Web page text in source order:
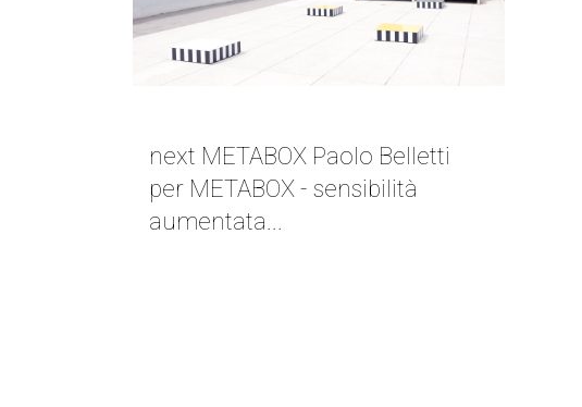
next METABOX Paolo Belletti
per METABOX - sensibilità
aumentata...